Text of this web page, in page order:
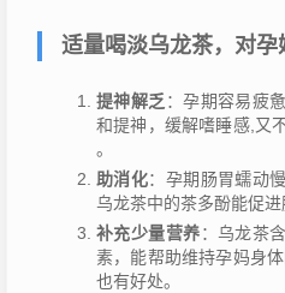
适量喝淡乌龙茶，对
提神解乏 ：孕期容易疲
和提神，缓解嗜睡感,又
。
助消化：孕期肠胃蠕动
乌龙茶中的茶多酚能促进
补充少量营养：乌龙茶
素，能帮助维持孕妈身
也有好处。